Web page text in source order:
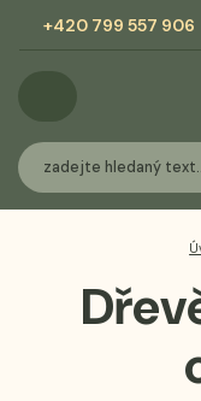
+420 799 557 906